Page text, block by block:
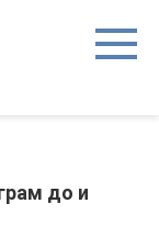
до и